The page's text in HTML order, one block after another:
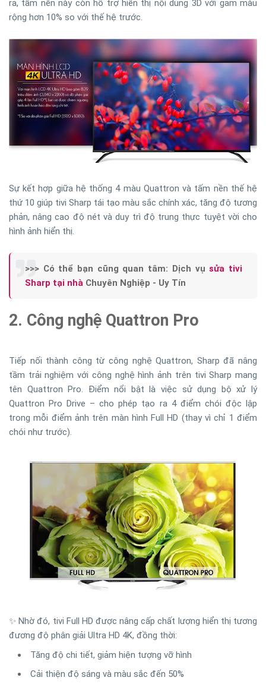
ra, tấm nền này còn hỗ trợ hiển thị nội dung 3D với gam màu
rộng hơn 10% so với thế hệ trước.
Sự kết hợp giữa hệ thống 4 màu Quattron và tấm nền thế hệ
thứ 10 giúp tivi Sharp tái tạo màu sắc chính xác, tăng độ tương
phản, nâng cao độ nét và duy trì độ trung thực tuyệt vời cho
hình ảnh hiển thị.
>>> Có thể bạn cũng quan tâm: Dịch vụsửa tivi
Sharp tại nhà Chuyên Nghiệp - Uy Tín
2. Công nghệ Quattron Pro
Tiếp nối thành công từ công nghệ Quattron, Sharp đã nâng
tầm trải nghiệm với công nghệ hình ảnh trên tivi Sharp mang
tên Quattron Pro. Điểm nổi bật là việc sử dụng bộ xử lý
Quattron Pro Drive – cho phép tạo ra 4 điểm chói độc lập
trong mỗi điểm ảnh trên màn hình Full HD (thay vì chỉ 1 điểm
chói như trước).
✨ Nhờ đó, tivi Full HD được nâng cấp chất lượng hiển thị tương
đương độ phân giải Ultra HD 4K, đồng thời:
Tăng độ chi tiết, giảm hiện tượng vỡ hình
Cải thiện độ sáng và màu sắc đến 50%